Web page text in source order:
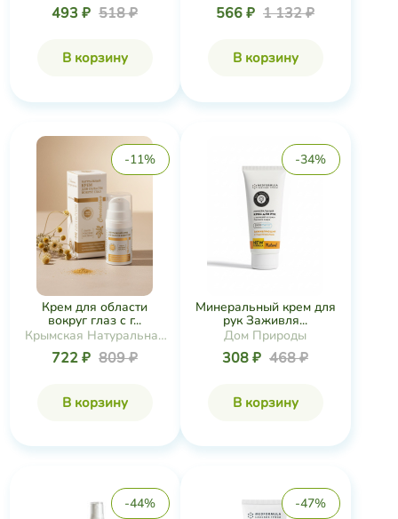
493 ₽ 518 ₽
В корзину
566 ₽ 1 132 ₽
В корзину
-11%
Крем для области
вокруг глаз с г...
Крымская Натуральная
Коллекция
722 ₽ 809 ₽
В корзину
-34%
Минеральный крем для
рук Заживля...
Дом Природы
308 ₽ 468 ₽
В корзину
-44% -47%